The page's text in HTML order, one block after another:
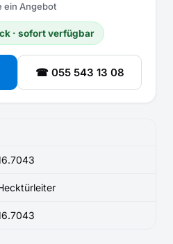
ein Angebot
· sofort verfügbar
☎ 055 543 13 08